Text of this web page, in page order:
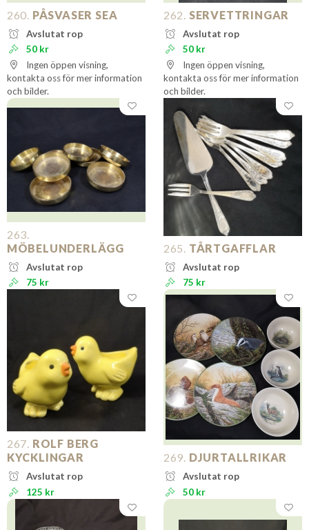
260. PÅSVASER SEA
Avslutat rop
50 kr
Ingen öppen visning,
kontakta oss för mer information
och bilder.
262. SERVETTRINGAR
Avslutat rop
50 kr
Ingen öppen visning,
kontakta oss för mer information
och bilder.
263.
MÖBELUNDERLÄGG
Avslutat rop
75 kr
265. TÅRTGAFFLAR
Avslutat rop
75 kr
267. ROLF BERG
KYCKLINGAR
Avslutat rop
125 kr
269. DJURTALLRIKAR
Avslutat rop
50 kr